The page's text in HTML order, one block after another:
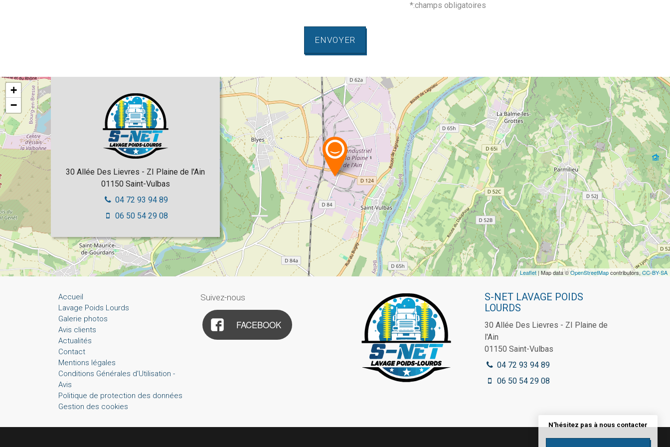
N'hésitez pas à nous contacter
30 Allée Des Lievres - ZI Plaine de l'Ain
01150 Saint-Vulbas
04 72 93 94 89
06 50 54 29 08
+
−
Leaflet | Map data ©OpenStreetMapcontributors,CC-BY-SA
Accueil
Lavage Poids Lourds
Galerie photos
Avis clients
Actualités
Contact
Mentions légales
Conditions Générales d'Utilisation -
Avis
Politique de protection des données
Gestion des cookies
Suivez-nous
FACEBOOK
S-NET LAVAGE POIDS
LOURDS
30 Allée Des Lievres - ZI Plaine de
l'Ain
01150 Saint-Vulbas
04 72 93 94 89
06 50 54 29 08